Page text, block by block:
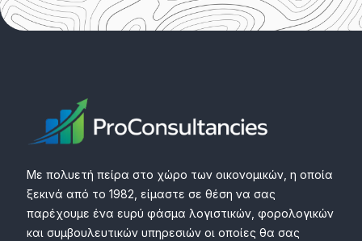
Με πολυετή πείρα στο χώρο των οικονομικών, η οποία
ξεκινά από το 1982, είμαστε σε θέση να σας
παρέχουμε ένα ευρύ φάσμα λογιστικών, φορολογικών
και συμβουλευτικών υπηρεσιών οι οποίες θα σας